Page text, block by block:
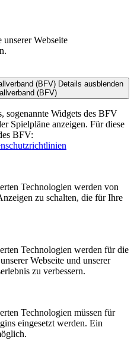
Webseite
(BFV) Details ausblenden
(BFV)
sogenannte Widgets des BFV
Spielpläne anzeigen. Für diese
BFV:
Technologien werden von
zu schalten, die für Ihre
Technologien werden für die
Webseite und unserer
zu verbessern.
Technologien müssen für
eingesetzt werden. Ein